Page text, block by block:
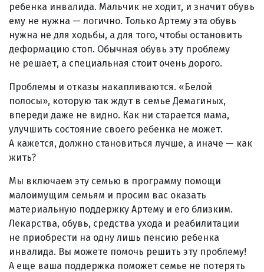
ребенка инвалида. Мальчик не ходит, и значит обувь
ему не нужна — логично. Только Артему эта обувь
нужна не для ходьбы, а для того, чтобы остановить
деформацию стоп. Обычная обувь эту проблему
не решает, а специальная стоит очень дорого.
Проблемы и отказы накапливаются. «Белой
полосы», которую так ждут в семье Демагиных,
впереди даже не видно. Как ни старается мама,
улучшить состояние своего ребенка не может.
А кажется, должно становиться лучше, а иначе — как
жить?
Мы включаем эту семью в программу помощи
малоимущим семьям и просим вас оказать
материальную поддержку Артему и его близким.
Лекарства, обувь, средства ухода и реабилитации
не приобрести на одну лишь пенсию ребенка
инвалида. Вы можете помочь решить эту проблему!
А еще ваша поддержка поможет семье не потерять